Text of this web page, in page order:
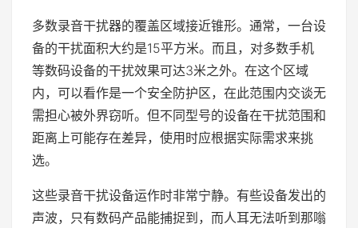
多数录音干扰器的覆盖区域接近锥形。通常，一台设
备的干扰面积大约是15平方米。而且，对多数手机
等数码设备的干扰效果可达3米之外。在这个区域
内，可以看作是一个安全防护区，在此范围内交谈无
需担心被外界窃听。但不同型号的设备在干扰范围和
距离上可能存在差异，使用时应根据实际需求来挑
选。
这些录音干扰设备运作时非常宁静。有些设备发出的
声波，只有数码产品能捕捉到，而人耳无法听到那嗡